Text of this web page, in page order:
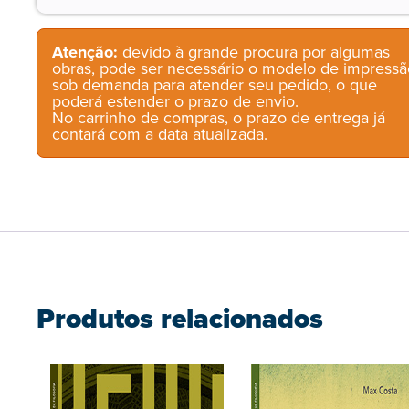
Atenção: devido à grande procura por algumas
obras, pode ser necessário o modelo de
sob demanda para atender seu pedido, o que
poderá estender o prazo de envio.
No carrinho de compras, o prazo de entrega já
contará com a data atualizada.
Produtos relacionados